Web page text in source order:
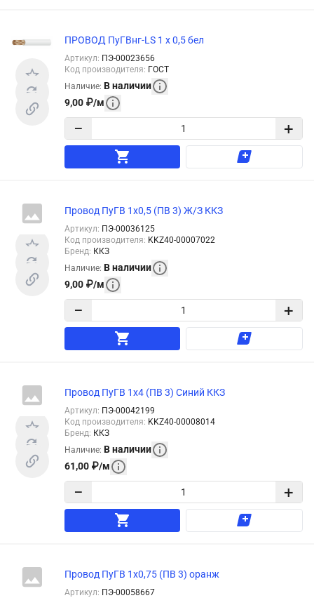
ПРОВОД ПуГВнг-LS 1 х 0,5 бел
Артикул: ПЭ-00023656
Код производителя: ГОСТ
Наличие: В наличии
9,00 ₽/м
− +
Провод ПуГВ 1х0,5 (ПВ 3) Ж/З ККЗ
Артикул: ПЭ-00036125
Код производителя: KKZ40-00007022
Бренд: ККЗ
Наличие: В наличии
9,00 ₽/м
− +
Провод ПуГВ 1х4 (ПВ 3) Синий ККЗ
Артикул: ПЭ-00042199
Код производителя: KKZ40-00008014
Бренд: ККЗ
Наличие: В наличии
61,00 ₽/м
− +
Провод ПуГВ 1х0,75 (ПВ 3) оранж
Артикул: ПЭ-00058667